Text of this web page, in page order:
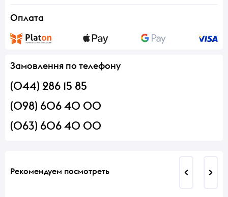
Оплата
Замовлення по телефону
(044) 286 15 85
(098) 606 40 00
(063) 606 40 00
Рекомендуем посмотреть